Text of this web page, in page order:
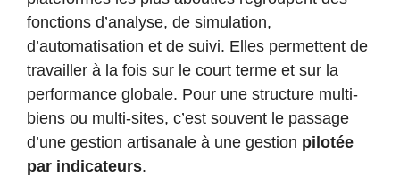
fonctions d’analyse, de simulation,
d’automatisation et de suivi. Elles permettent de
travailler à la fois sur le court terme et sur la
performance globale. Pour une structure multi-
biens ou multi-sites, c’est souvent le passage
d’une gestion artisanale à une gestion pilotée
par indicateurs.